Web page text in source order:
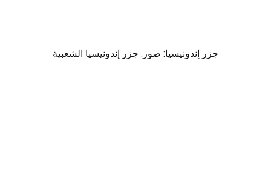
جزر إندونيسيا: صور. جزر إندونيسيا الشعبية